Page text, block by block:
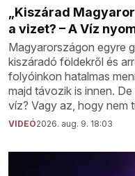
„Kiszárad
a vizet? – A Víz
Magyarországon egyre
kiszáradó földekről és
folyóinkon hatalmas
majd távozik is innen.
víz? Vagy az, hogy nem
VIDEÓ2026. aug. 9. 18:03